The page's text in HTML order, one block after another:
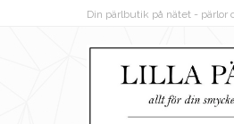
Din pärlbutik på nätet - pärlor